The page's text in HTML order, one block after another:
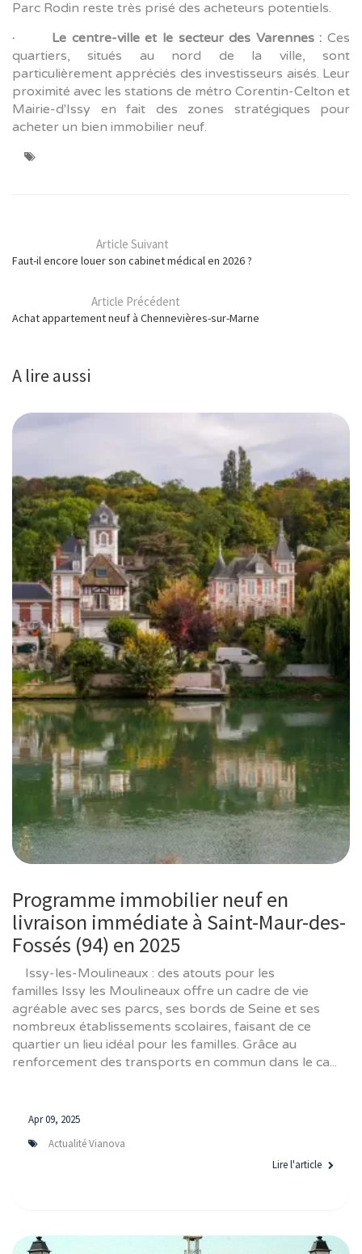
Parc Rodin reste très prisé des acheteurs potentiels.
· Le centre-ville et le secteur des Varennes : Ces
quartiers, situés au nord de la ville, sont
particulièrement appréciés des investisseurs aisés. Leur
proximité avec les stations de métro Corentin-Celton et
Mairie-d'Issy en fait des zones stratégiques pour
acheter un bien immobilier neuf.
Article Suivant
Faut-il encore louer son cabinet médical en 2026 ?
Article Précédent
Achat appartement neuf à Chennevières-sur-Marne
A lire aussi
Programme immobilier neuf en
livraison immédiate à Saint-Maur-des-
Fossés (94) en 2025
Issy-les-Moulineaux : des atouts pour les
familles Issy les Moulineaux offre un cadre de vie
agréable avec ses parcs, ses bords de Seine et ses
nombreux établissements scolaires, faisant de ce
quartier un lieu idéal pour les familles. Grâce au
renforcement des transports en commun dans le ca...
Apr 09, 2025
Actualité Vianova
Lire l'article